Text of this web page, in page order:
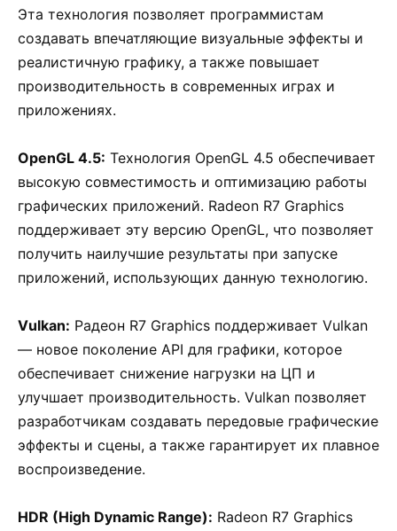
Эта технология позволяет программистам
создавать впечатляющие визуальные эффекты и
реалистичную графику, а также повышает
производительность в современных играх и
приложениях.
OpenGL 4.5: Технология OpenGL 4.5 обеспечивает
высокую совместимость и оптимизацию работы
графических приложений. Radeon R7 Graphics
поддерживает эту версию OpenGL, что позволяет
получить наилучшие результаты при запуске
приложений, использующих данную технологию.
Vulkan: Радеон R7 Graphics поддерживает Vulkan
— новое поколение API для графики, которое
обеспечивает снижение нагрузки на ЦП и
улучшает производительность. Vulkan позволяет
разработчикам создавать передовые графические
эффекты и сцены, а также гарантирует их плавное
воспроизведение.
HDR (High Dynamic Range): Radeon R7 Graphics